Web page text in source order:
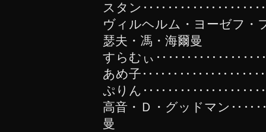
スタン
ヴィルヘルム・ヨーゼフ
瑟夫・馮・海爾曼
すらむぃ
あめ子
ぷりん
高音・Ｄ・グッドマン
曼